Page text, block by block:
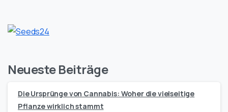
Neueste Beiträge
Die Ursprünge von Cannabis: Woher die vielseitige
Pflanze wirklich stammt